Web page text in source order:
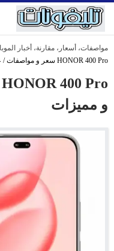
مواصفات، أسعار، مقارنة، أخبار
HONOR 400 Pro سعر و مواصفات / عيوب و مميزات
و مميزات